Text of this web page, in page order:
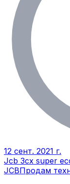
12 сент. 2021 г.
Jcb 3cx super
JCBПродам